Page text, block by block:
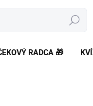
Hľadať
RADCA 🎁